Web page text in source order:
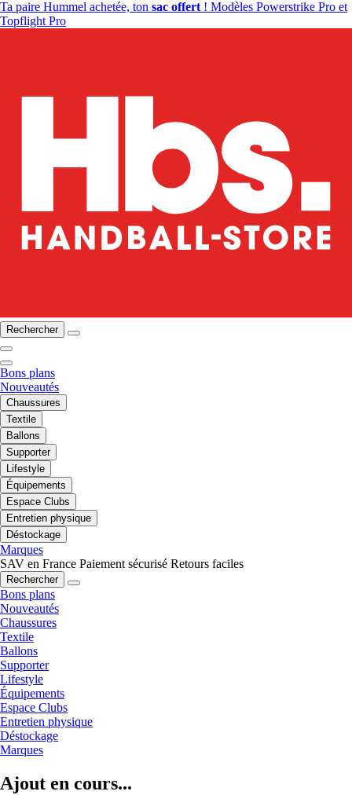
Ta paire Hummel achetée, ton sac offert ! Modèles Powerstrike Pro et
Topflight Pro
Rechercher
Bons plans
Nouveautés
Chaussures
Textile
Ballons
Supporter
Lifestyle
Équipements
Espace Clubs
Entretien physique
Déstockage
Marques
SAV en France Paiement sécurisé Retours faciles
Rechercher
Bons plans
Nouveautés
Chaussures
Textile
Ballons
Supporter
Lifestyle
Équipements
Espace Clubs
Entretien physique
Déstockage
Marques
Ajout en cours...